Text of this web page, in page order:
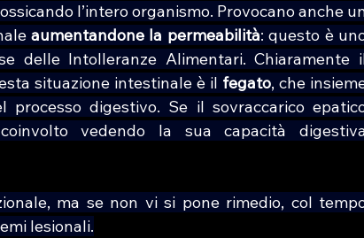
l’intero organismo. Provocano anche
aumentandone la permeabilità: questo è
delle Intolleranze Alimentari. Chiaramente
situazione intestinale è il fegato, che
digestivo. Se il sovraccarico
vedendo la sua capacità
ma se non vi si pone rimedio, col
lesionali.